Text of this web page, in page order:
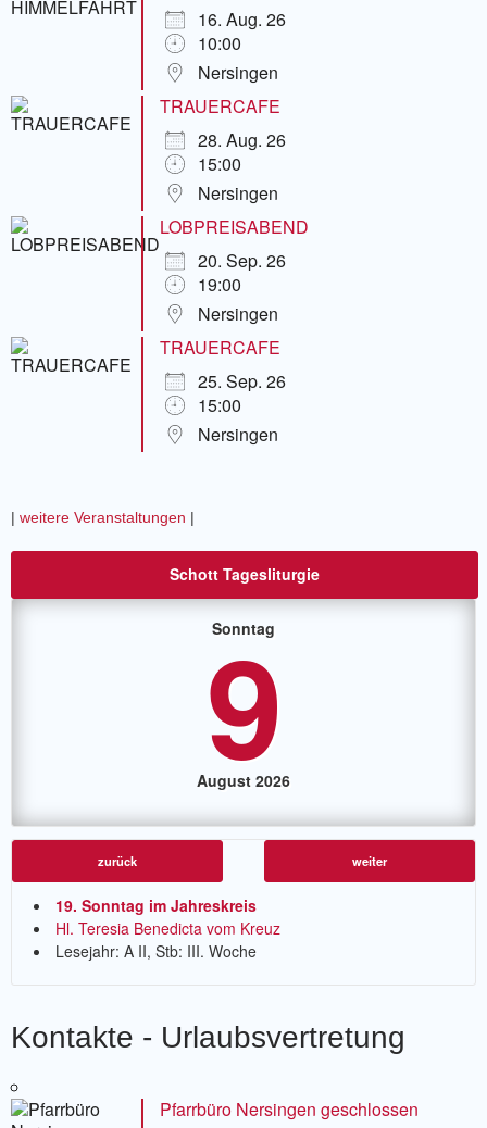
16. Aug. 26
10:00
Nersingen
TRAUERCAFE
28. Aug. 26
15:00
Nersingen
LOBPREISABEND
20. Sep. 26
19:00
Nersingen
TRAUERCAFE
25. Sep. 26
15:00
Nersingen
| weitere Veranstaltungen |
Schott Tagesliturgie
Sonntag
9
August 2026
zurück weiter
19. Sonntag im Jahreskreis
Hl. Teresia Benedicta vom Kreuz
Lesejahr: A II, Stb: III. Woche
Kontakte - Urlaubsvertretung
Pfarrbüro Nersingen geschlossen